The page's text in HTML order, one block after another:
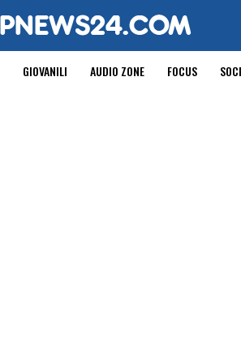
GIOVANILI AUDIO ZONE FOCUS